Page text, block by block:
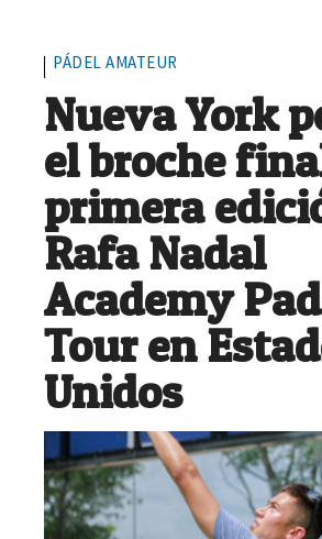
PÁDEL AMATEUR
Nueva York
el broche
primera
Rafa Nadal
Academy
Tour en
Unidos